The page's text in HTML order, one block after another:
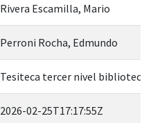
Rivera Escamilla, Mario
Perroni Rocha, Edmundo
Tesiteca tercer nivel biblioteca
2026-02-25T17:17:55Z